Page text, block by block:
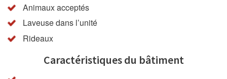
Animaux acceptés
Laveuse dans l’unité
Rideaux
Caractéristiques du bâtiment